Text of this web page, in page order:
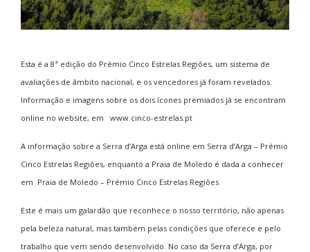
Esta é a 8ª edição do Prémio Cinco Estrelas Regiões, um sistema de
avaliações de âmbito nacional, e os vencedores já foram revelados.
Informação e imagens sobre os dois ícones premiados já se encontram
online no website, em www.cinco-estrelas.pt
A informação sobre a Serra d’Arga está online em Serra d’Arga – Prémio
Cinco Estrelas Regiões, enquanto a Praia de Moledo é dada a conhecer
em Praia de Moledo – Prémio Cinco Estrelas Regiões
Este é mais um galardão que reconhece o nosso território, não apenas
pela beleza natural, mas também pelas condições que oferece e pelo
trabalho que vem sendo desenvolvido. No caso da Serra d’Arga, por